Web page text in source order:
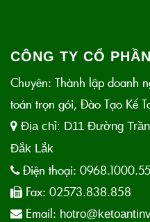
CÔNG TY CỔ
Chuyên: Thành lập doanh
toán trọn gói, Đào Tạo Kế
Địa chỉ: D11 Đường
Đắk Lắk
Điện thoại:
Fax: 02573.838.858
Email: